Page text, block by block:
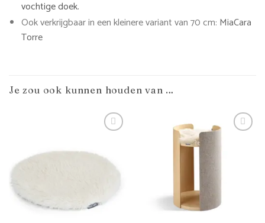
vochtige doek.
Ook verkrijgbaar in een kleinere variant van 70 cm: MiaCara
Torre
Je zou ook kunnen houden van …